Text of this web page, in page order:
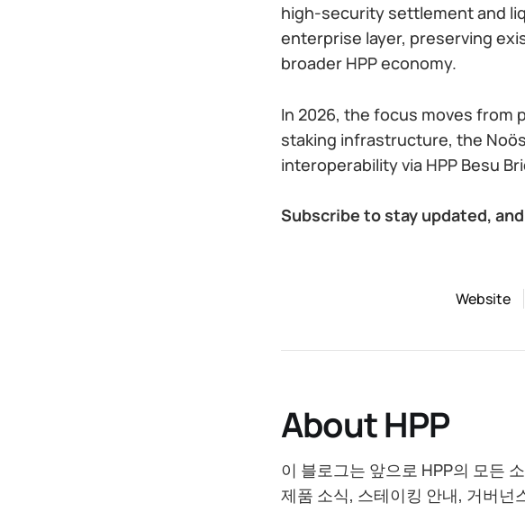
high-security settlement and
enterprise layer, preserving
broader HPP economy.
In 2026, the focus moves from
staking infrastructure, the
interoperability via HPP Besu
Subscribe to stay updated,
Website
About HPP
이 블로그는 앞으로 HPP의 모든
제품 소식, 스테이킹 안내, 거버넌